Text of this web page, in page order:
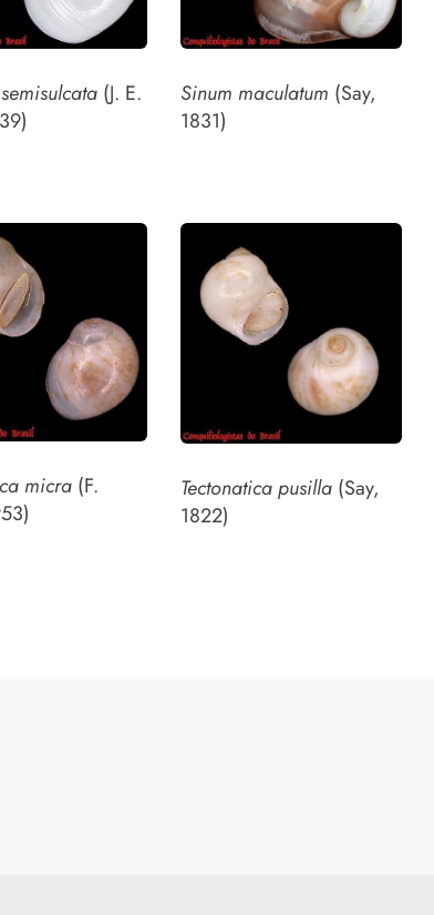
(J. E.
Sinum maculatum (Say,
1831)
micra (F.
Tectonatica pusilla (Say,
1822)